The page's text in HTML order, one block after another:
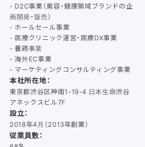
- D2C事業（美容・健康領域ブランドの企
画開発・販売）
- ホールセール事業
- 医療クリニック運営・医療DX事業
- 養鶏事業
- 海外EC事業
- マーケティングコンサルティング事業
本社所在地：
東京都渋谷区神南1-19-4 日本生命渋谷
アネックスビル7F
設立：
2018年4月（2013年創業）
従業員数：